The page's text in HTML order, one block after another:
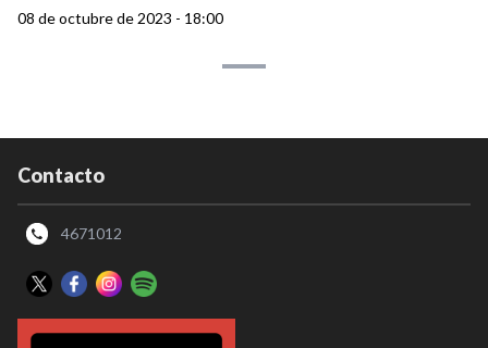
08 de octubre de 2023 - 18:00
Contacto
4671012